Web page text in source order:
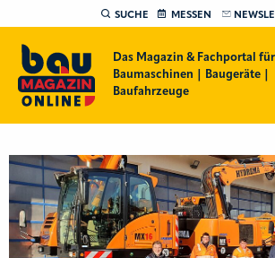
SUCHE MESSEN
Das Magazin & Fachportal für
Baumaschinen | Baugeräte |
Baufahrzeuge